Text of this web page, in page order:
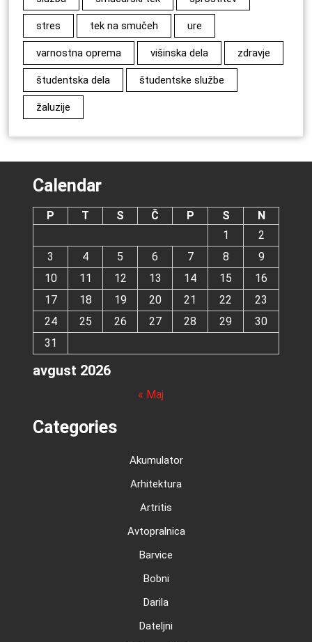
stres tek na smučeh ure
varnostna oprema višinska dela zdravje
študentska dela študentske službe
žaluzije
Calendar
avgust 2026
P T S Č P S
N
1
2
3
4 5 6 7 8
9
10
11 12 13 14 15
16
17
18 19 20 21 22
23
24
25 26 27 28 29
30
31
« Maj
Categories
Akumulator
Arhitektura
Artritis
Avtopralnica
Barvice
Bobni
Darila
Dateljni